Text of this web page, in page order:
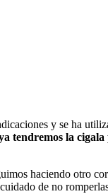
y se ha
tendremos la
haciendo otro
de no